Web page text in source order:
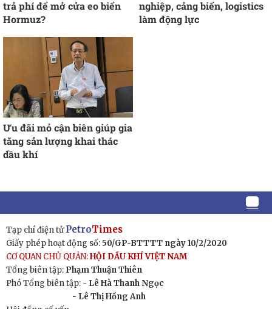
trả phí để mở cửa eo biển
Hormuz?
nghiệp, cảng biển, logistics
làm động lực
Ưu đãi mỏ cận biên giúp gia
tăng sản lượng khai thác
dầu khí
Tạp chí điện tửPetroTimes
Giấy phép hoạt động số: 50/GP-BTTTT ngày 10/2/2020
CƠ QUAN CHỦ QUẢN:HỘI DẦU KHÍ VIỆT NAM
Tổng biên tập: Phạm Thuận Thiên
Phó Tổng biên tập: - Lê Hà Thanh Ngọc
- Lê Thị Hồng Anh